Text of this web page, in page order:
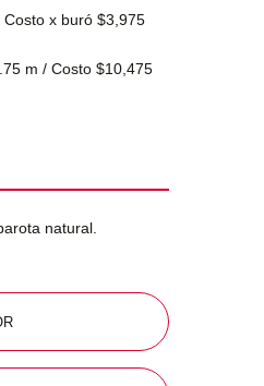
x buró $3,975
m / Costo $10,475
natural.